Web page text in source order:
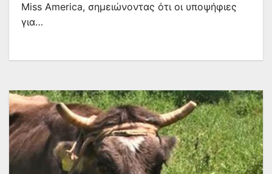
Miss America, σημειώνοντας ότι οι υποψήφιες
για…